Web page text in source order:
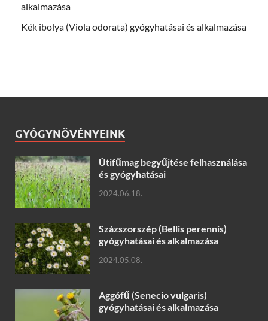
alkalmazása
Kék ibolya (Viola odorata) gyógyhatásai és alkalmazása
GYÓGYNÖVÉNYEINK
Útifűmag begyűjtése felhasználása
és gyógyhatásai
2024.06.18.
Százszorszép (Bellis perennis)
gyógyhatásai és alkalmazása
2024.05.08.
Aggófű (Senecio vulgaris)
gyógyhatásai és alkalmazása